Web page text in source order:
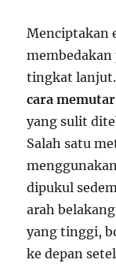
Menciptakan
tingkat
cara memutar
yang sulit
Salah satu
dipukul
arah
yang tinggi,
ke depan